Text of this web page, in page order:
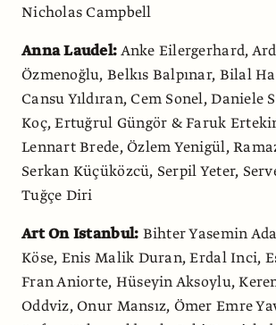
Nicholas Campbell
Anna Laudel:Anke Eilergerhard,
Özmenoğlu, Belkıs Balpınar, Bilal
Cansu Yıldıran, Cem Sonel, Daniele
Koç, Ertuğrul Güngör & Faruk
Lennart Brede, Özlem Yenigül,
Serkan Küçüközcü, Serpil Yeter,
Tuğçe Diri
Art On Istanbul: Bihter Yasemin
Köse, Enis Malik Duran, Erdal Inci,
Fran Aniorte, Hüseyin Aksoylu,
Oddviz, Onur Mansız, Ömer Emre